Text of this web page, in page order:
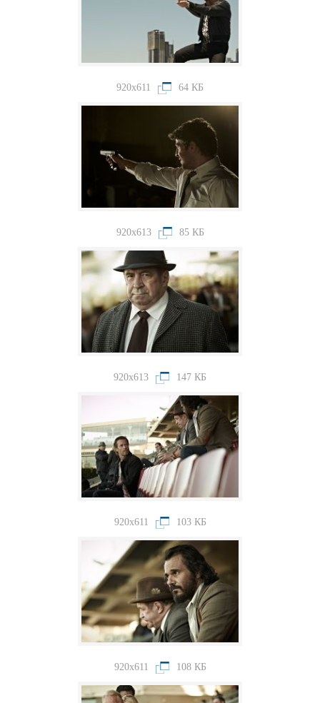
920x611 64 КБ
920x613 85 КБ
920x613 147 КБ
920x611 103 КБ
920x611 108 КБ